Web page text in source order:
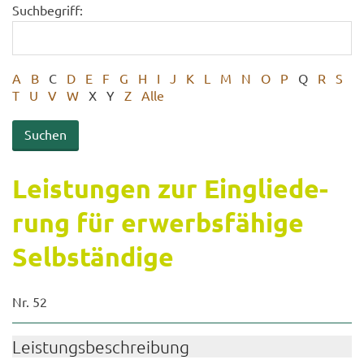
Suchbegriff:
A B C D E F G H I J K L M N O P Q R
S
T
U V W X Y Z Alle
Leis­tun­gen zur Ein­glie­de­
rung für er­werbs­fä­hi­ge
Selb­stän­di­ge
Nr. 52
Leis­tungs­be­schrei­bung